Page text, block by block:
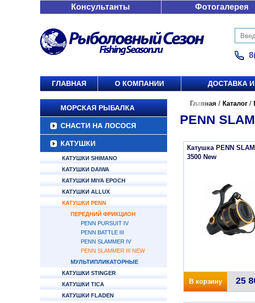
Консультанты Фотогалерея
ГЛАВНАЯ О КОМПАНИИ ДОСТАВКА
МОРСКАЯ РЫБАЛКА
СНАСТИ НА ЛОСОСЯ
КАТУШКИ
КАТУШКИ SHIMANO
КАТУШКИ DAIWA
КАТУШКИ MIYA EPOCH
КАТУШКИ ALLUX
КАТУШКИ PENN
ПЕРЕДНИЙ ФРИКЦИОН
PENN PURSUIT IV
PENN BATTLE III
PENN SLAMMER IV
PENN SLAMMER III NEW
МУЛЬТИПЛИКАТОРНЫЕ
КАТУШКИ STINGER
КАТУШКИ TICA
КАТУШКИ FLADEN
Главная / Каталог /
PENN
Катушка PENN
3500 New
В корзину 25